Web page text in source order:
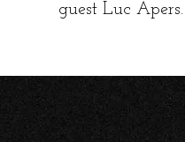
guest Luc Apers.